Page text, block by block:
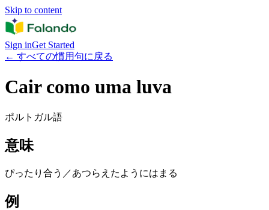
Skip to content
Sign inGet Started
← すべての慣用句に戻る
Cair como uma luva
ポルトガル語
意味
ぴったり合う／あつらえたようにはまる
例